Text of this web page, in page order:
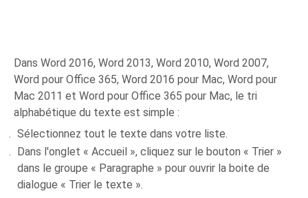
Dans Word 2016, Word 2013, Word 2010, Word 2007,
Word pour Office 365, Word 2016 pour Mac, Word pour
Mac 2011 et Word pour Office 365 pour Mac, le tri
alphabétique du texte est simple :
Sélectionnez tout le texte dans votre liste.
Dans l'onglet « Accueil », cliquez sur le bouton « Trier »
dans le groupe « Paragraphe » pour ouvrir la boite de
dialogue « Trier le texte ».